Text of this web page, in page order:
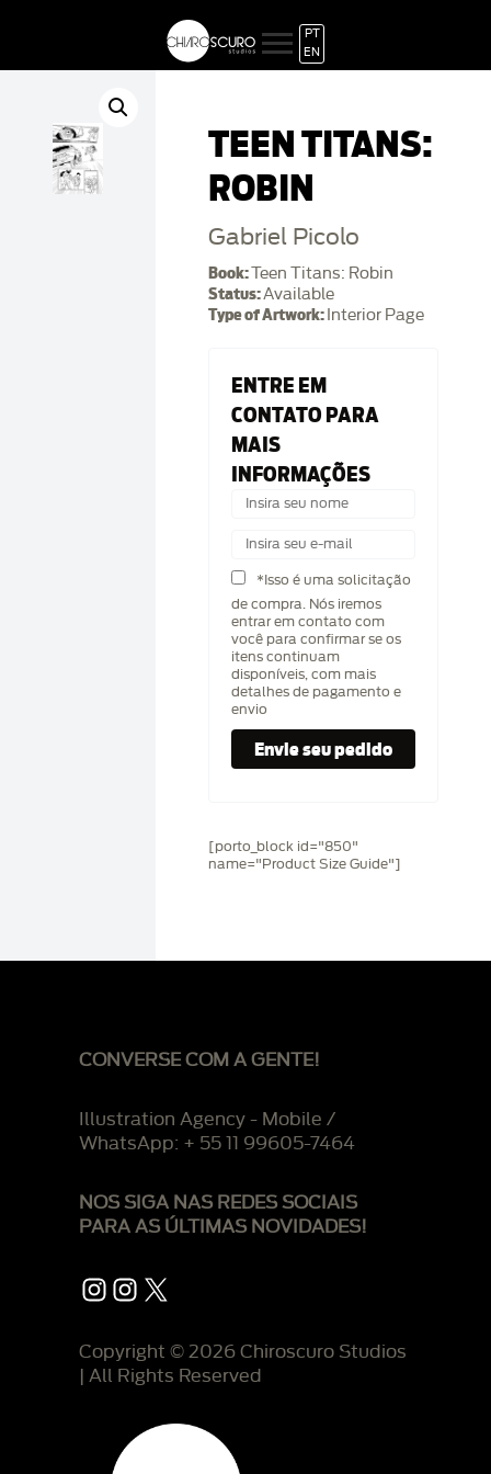
PT
EN
TEEN TITANS:
ROBIN
Gabriel Picolo
Book:Teen Titans: Robin
Status:Available
Type of Artwork: Interior Page
ENTRE EM
CONTATO PARA
MAIS
INFORMAÇÕES
*Isso é uma solicitação
de compra. Nós iremos
entrar em contato com
você para confirmar se os
itens continuam
disponíveis, com mais
detalhes de pagamento e
envio
[porto_block id="850"
name="Product Size Guide"]
CONVERSE COM A GENTE!
Illustration Agency - Mobile /
WhatsApp: + 55 11 99605-7464
NOS SIGA NAS REDES SOCIAIS
PARA AS ÚLTIMAS NOVIDADES!
Instagram
Instagram
X
Copyright © 2026 Chiroscuro Studios
| All Rights Reserved